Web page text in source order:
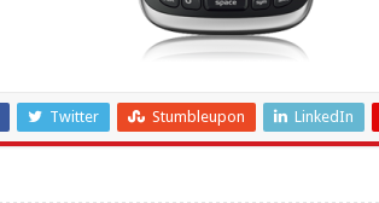
Twitter Stumbleupon LinkedIn